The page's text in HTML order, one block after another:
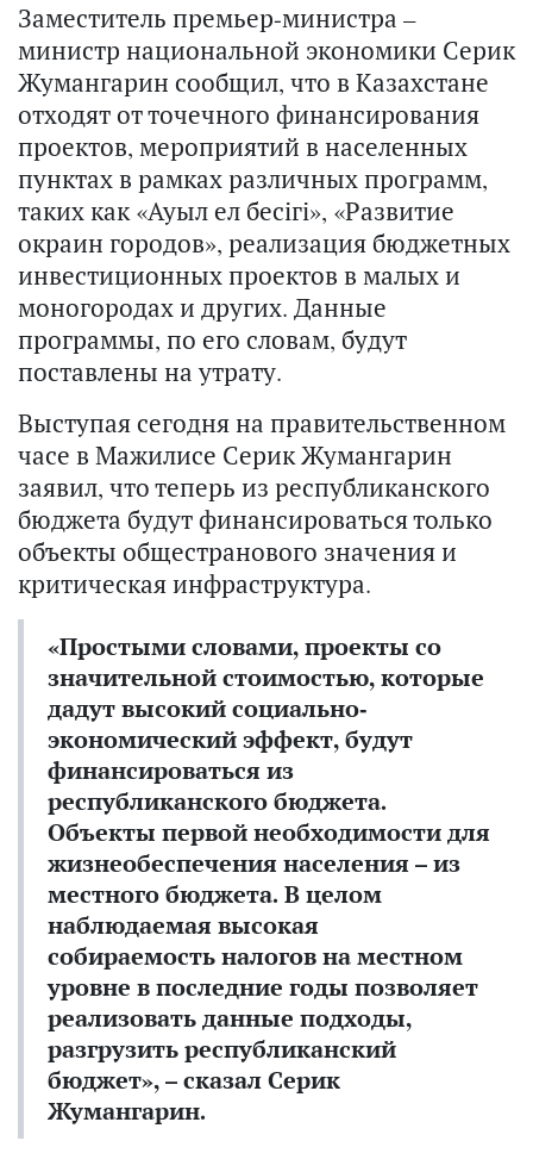
Заместитель премьер-министра –
министр национальной экономики Серик
Жумангарин сообщил, что в Казахстане
отходят от точечного финансирования
проектов, мероприятий в населенных
пунктах в рамках различных программ,
таких как «Ауыл ел бесігі», «Развитие
окраин городов», реализация бюджетных
инвестиционных проектов в малых и
моногородах и других. Данные
программы, по его словам, будут
поставлены на утрату.
Выступая сегодня на правительственном
часе в Мажилисе Серик Жумангарин
заявил, что теперь из республиканского
бюджета будут финансироваться только
объекты общестранового значения и
критическая инфраструктура.
«Простыми словами, проекты со
значительной стоимостью, которые
дадут высокий социально-
экономический эффект, будут
финансироваться из
республиканского бюджета.
Объекты первой необходимости для
жизнеобеспечения населения – из
местного бюджета. В целом
наблюдаемая высокая
собираемость налогов на местном
уровне в последние годы позволяет
реализовать данные подходы,
разгрузить республиканский
бюджет», – сказал Серик
Жумангарин.